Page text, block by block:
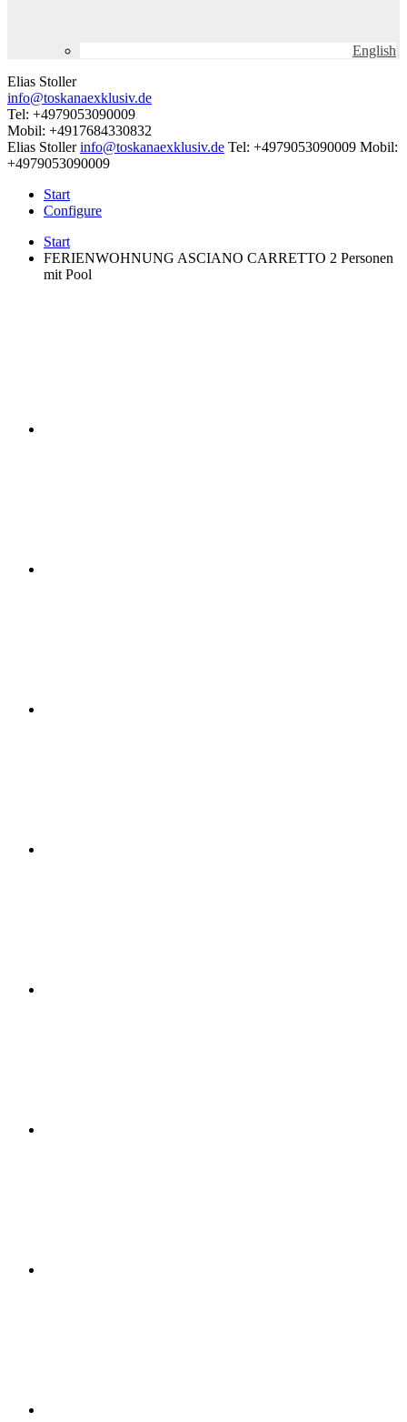
English
Elias Stoller
info@toskanaexklusiv.de
Tel: +4979053090009
Mobil: +4917684330832
Elias Stoller info@toskanaexklusiv.de Tel: +4979053090009 Mobil:
+4979053090009
Start
Configure
Start
FERIENWOHNUNG ASCIANO CARRETTO 2 Personen
mit Pool